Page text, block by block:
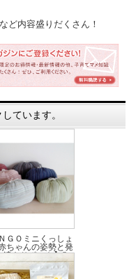
さしく手洗いし、風通しのよい
ラトルの大きさが多少異なりま
ど内容盛りだくさん！
ています。
ＧＯミニくっしょ
ちゃんの姿勢と発
達をサポート】S...
格:1,870円(税込)～